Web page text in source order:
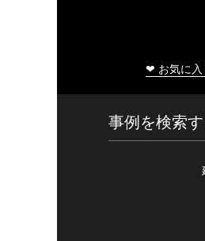
❤ お気に入
事例を検索